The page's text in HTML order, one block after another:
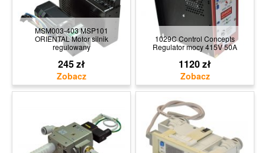
MSM003-403 MSP101
ORIENTAL Motor silnik
regulowany
245 zł
1029C Control Concepts
Regulator mocy 415V 50A
1120 zł